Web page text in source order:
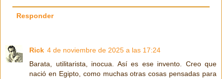
Responder
Rick 4 de noviembre de 2025 a las 17:24
Barata, utilitarista, inocua. Así es ese invento. Creo que
nació en Egipto, como muchas otras cosas pensadas para